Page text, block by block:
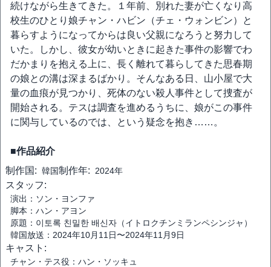
続けながら生きてきた。１年前、別れた妻が亡くなり高
校生のひとり娘チャン・ハビン（チェ・ウォンビン）と
暮らすようになってからは良い父親になろうと努力して
いた。しかし、彼女が幼いときに起きた事件の影響でわ
だかまりを抱える上に、長く離れて暮らしてきた思春期
の娘との溝は深まるばかり。そんなある日、山小屋で大
量の血痕が見つかり、死体のない殺人事件として捜査が
開始される。テスは調査を進めるうちに、娘がこの事件
に関与しているのでは、という疑念を抱き……。
■作品紹介
制作国: 韓国制作年: 2024年
スタッフ:
演出：ソン・ヨンファ
脚本：ハン・アヨン
原題：이토록 친밀한 배신자（イトロクチンミランペシンジャ）
韓国放送：2024年10月11日〜2024年11月9日
キャスト:
チャン・テス役：ハン・ソッキュ